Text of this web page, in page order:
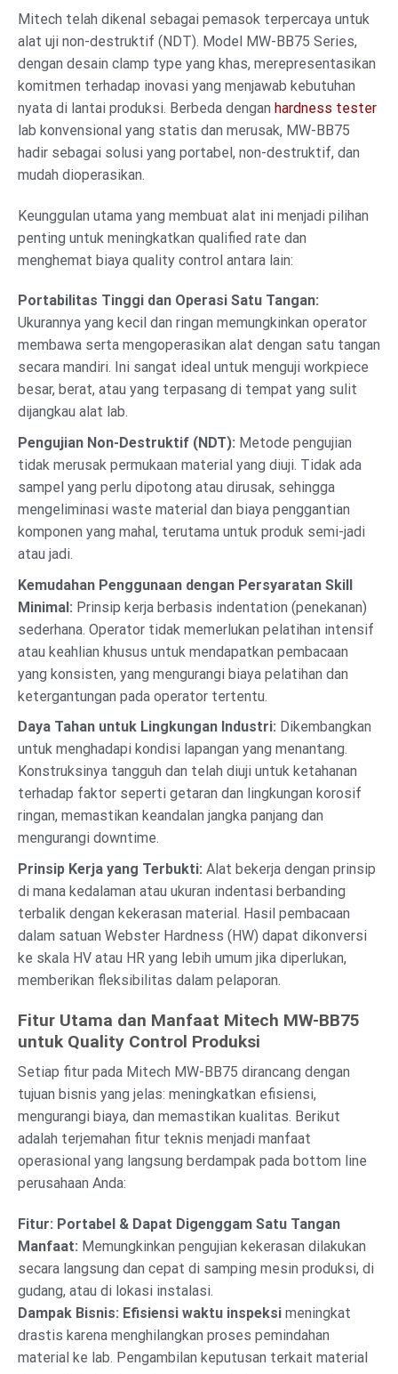
Mitech telah dikenal sebagai pemasok terpercaya untuk
alat uji non-destruktif (NDT). Model MW-BB75 Series,
dengan desain clamp type yang khas, merepresentasikan
komitmen terhadap inovasi yang menjawab kebutuhan
nyata di lantai produksi. Berbeda dengan hardness tester
lab konvensional yang statis dan merusak, MW-BB75
hadir sebagai solusi yang portabel, non-destruktif, dan
mudah dioperasikan.
Keunggulan utama yang membuat alat ini menjadi pilihan
penting untuk meningkatkan qualified rate dan
menghemat biaya quality control antara lain:
Portabilitas Tinggi dan Operasi Satu Tangan:
Ukurannya yang kecil dan ringan memungkinkan operator
membawa serta mengoperasikan alat dengan satu tangan
secara mandiri. Ini sangat ideal untuk menguji workpiece
besar, berat, atau yang terpasang di tempat yang sulit
dijangkau alat lab.
Pengujian Non-Destruktif (NDT): Metode pengujian
tidak merusak permukaan material yang diuji. Tidak ada
sampel yang perlu dipotong atau dirusak, sehingga
mengeliminasi waste material dan biaya penggantian
komponen yang mahal, terutama untuk produk semi-jadi
atau jadi.
Kemudahan Penggunaan dengan Persyaratan Skill
Minimal: Prinsip kerja berbasis indentation (penekanan)
sederhana. Operator tidak memerlukan pelatihan intensif
atau keahlian khusus untuk mendapatkan pembacaan
yang konsisten, yang mengurangi biaya pelatihan dan
ketergantungan pada operator tertentu.
Daya Tahan untuk Lingkungan Industri: Dikembangkan
untuk menghadapi kondisi lapangan yang menantang.
Konstruksinya tangguh dan telah diuji untuk ketahanan
terhadap faktor seperti getaran dan lingkungan korosif
ringan, memastikan keandalan jangka panjang dan
mengurangi downtime.
Prinsip Kerja yang Terbukti: Alat bekerja dengan prinsip
di mana kedalaman atau ukuran indentasi berbanding
terbalik dengan kekerasan material. Hasil pembacaan
dalam satuan Webster Hardness (HW) dapat dikonversi
ke skala HV atau HR yang lebih umum jika diperlukan,
memberikan fleksibilitas dalam pelaporan.
Fitur Utama dan Manfaat Mitech MW-BB75
untuk Quality Control Produksi
Setiap fitur pada Mitech MW-BB75 dirancang dengan
tujuan bisnis yang jelas: meningkatkan efisiensi,
mengurangi biaya, dan memastikan kualitas. Berikut
adalah terjemahan fitur teknis menjadi manfaat
operasional yang langsung berdampak pada bottom line
perusahaan Anda:
Fitur: Portabel & Dapat Digenggam Satu Tangan
Manfaat: Memungkinkan pengujian kekerasan dilakukan
secara langsung dan cepat di samping mesin produksi, di
gudang, atau di lokasi instalasi.
Dampak Bisnis: Efisiensi waktu inspeksi meningkat
drastis karena menghilangkan proses pemindahan
material ke lab. Pengambilan keputusan terkait material